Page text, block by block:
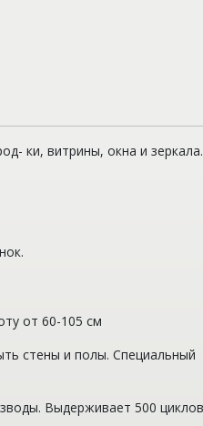
ки, витрины, окна и зеркала.
от 60-105 см
стены и полы. Специальный
Выдерживает 500 циклов